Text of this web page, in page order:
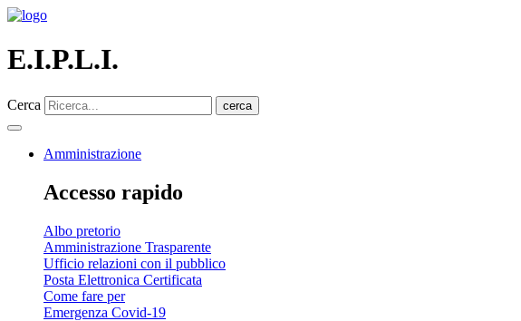
E.I.P.L.I.
Cerca cerca
Amministrazione
Accesso rapido
Albo pretorio
Amministrazione Trasparente
Ufficio relazioni con il pubblico
Posta Elettronica Certificata
Come fare per
Emergenza Covid-19